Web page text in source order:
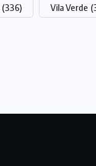
(336) Vila Verde